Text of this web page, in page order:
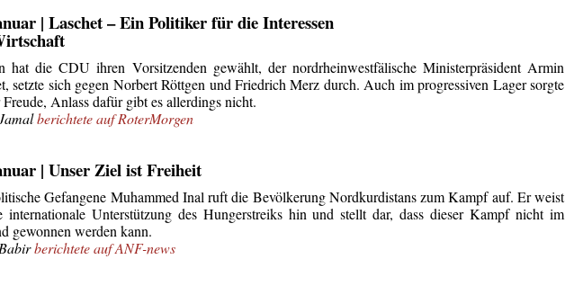
| Laschet – Ein Politiker für die Interessen
hat die CDU ihren Vorsitzenden gewählt, der nordrheinwestfälische Ministerpräsident Armin
setzte sich gegen Norbert Röttgen und Friedrich Merz durch. Auch im progressiven Lager sorgte
Anlass dafür gibt es allerdings nicht.
berichtete auf RoterMorgen
| Unser Ziel ist Freiheit
Gefangene Muhammed Inal ruft die Bevölkerung Nordkurdistans zum Kampf auf. Er weist
internationale Unterstützung des Hungerstreiks hin und stellt dar, dass dieser Kampf nicht im
gewonnen werden kann.
berichtete auf ANF-news